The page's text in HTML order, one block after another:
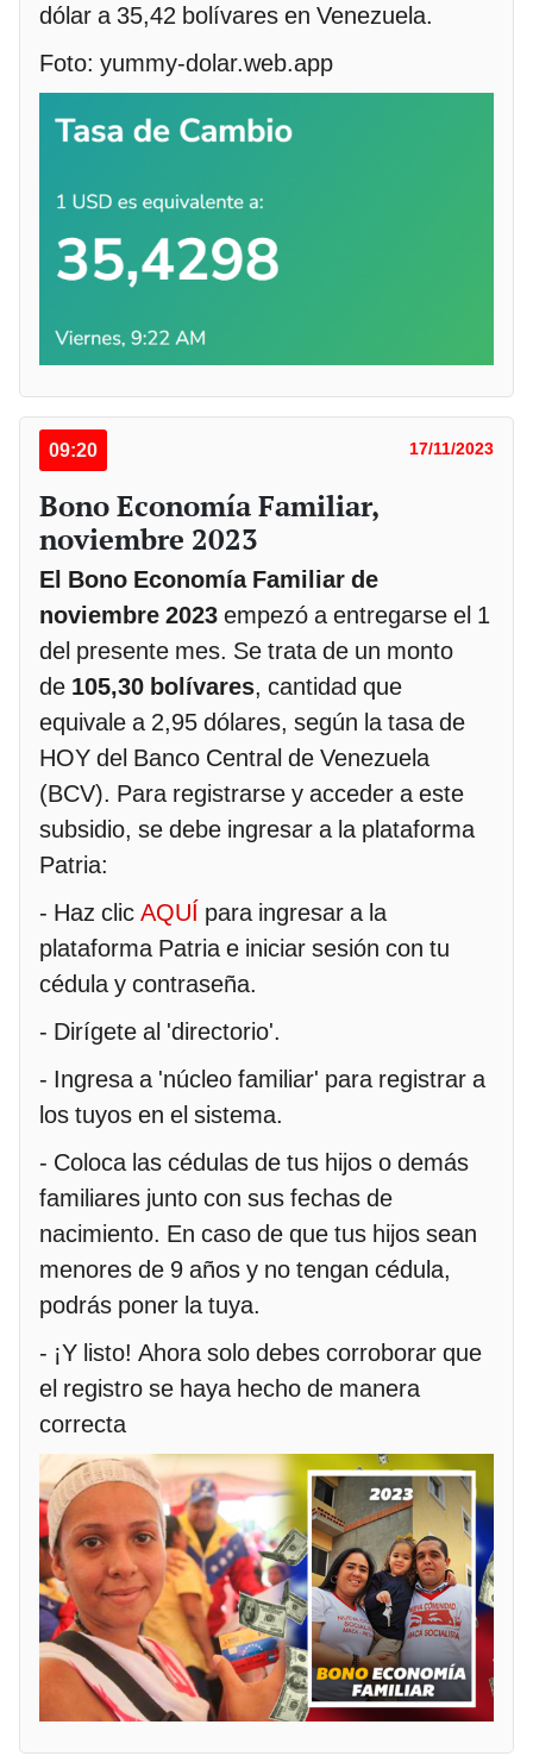
dólar a 35,42 bolívares en Venezuela.
Foto: yummy-dolar.web.app
09:20 17/11/2023
Bono Economía Familiar,
noviembre 2023
El Bono Economía Familiar de
noviembre 2023 empezó a entregarse el 1
del presente mes. Se trata de un monto
de 105,30 bolívares, cantidad que
equivale a 2,95 dólares, según la tasa de
HOY del Banco Central de Venezuela
(BCV). Para registrarse y acceder a este
subsidio, se debe ingresar a la plataforma
Patria:
- Haz clic AQUÍ para ingresar a la
plataforma Patria e iniciar sesión con tu
cédula y contraseña.
- Dirígete al 'directorio'.
- Ingresa a 'núcleo familiar' para registrar a
los tuyos en el sistema.
- Coloca las cédulas de tus hijos o demás
familiares junto con sus fechas de
nacimiento. En caso de que tus hijos sean
menores de 9 años y no tengan cédula,
podrás poner la tuya.
- ¡Y listo! Ahora solo debes corroborar que
el registro se haya hecho de manera
correcta